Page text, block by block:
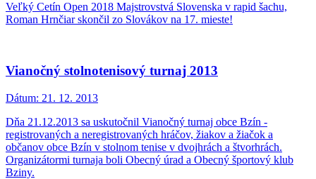
Veľký Cetín Open 2018 Majstrovstvá Slovenska v rapid šachu,
Roman Hrnčiar skončil zo Slovákov na 17. mieste!
Vianočný stolnotenisový turnaj 2013
Dátum: 21. 12. 2013
Dňa 21.12.2013 sa uskutočnil Vianočný turnaj obce Bzín -
registrovaných a neregistrovaných hráčov, žiakov a žiačok a
občanov obce Bzín v stolnom tenise v dvojhrách a štvorhrách.
Organizátormi turnaja boli Obecný úrad a Obecný športový klub
Bziny.